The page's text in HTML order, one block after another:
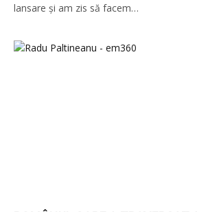
lansare și am zis să facem…